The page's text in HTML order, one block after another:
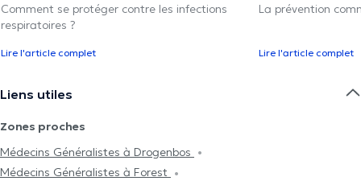
Comment se protéger contre les infections
respiratoires ?
Lire l'article complet
La prévention
Lire l'article complet
Liens utiles
Zones proches
Médecins Généralistes à Drogenbos
Médecins Généralistes à Forest